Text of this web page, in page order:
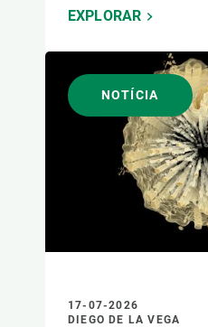
EXPLORAR
NOTÍCIA
17-07-2026
DIEGO DE LA VEGA